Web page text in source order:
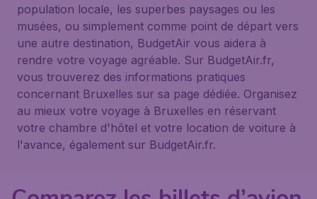
population locale, les superbes paysages ou les
musées, ou simplement comme point de départ vers
une autre destination, BudgetAir vous aidera à
rendre votre voyage agréable. Sur BudgetAir.fr,
vous trouverez des informations pratiques
concernant Bruxelles sur sa page dédiée. Organisez
au mieux votre voyage à Bruxelles en réservant
votre chambre d'hôtel et votre location de voiture à
l'avance, également sur BudgetAir.fr.